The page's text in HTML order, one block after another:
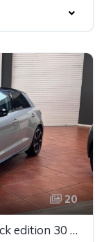
20
Audi A1 Sportback Adrenalin Black edition 30 TFSI 116cv S-tronic